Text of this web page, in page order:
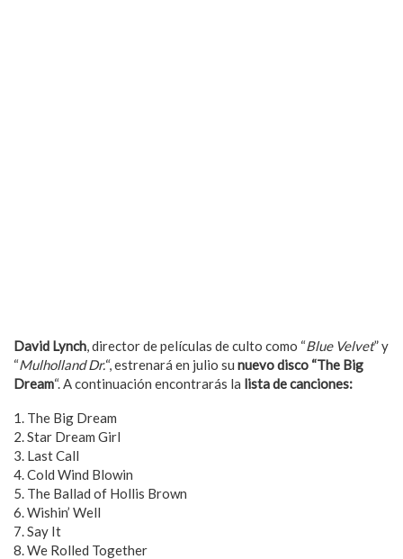
David Lynch, director de películas de culto como “Blue Velvet” y
“Mulholland Dr.“, estrenará en julio su nuevo disco “The Big
Dream“. A continuación encontrarás la lista de canciones:
1. The Big Dream
2. Star Dream Girl
3. Last Call
4. Cold Wind Blowin
5. The Ballad of Hollis Brown
6. Wishin’ Well
7. Say It
8. We Rolled Together